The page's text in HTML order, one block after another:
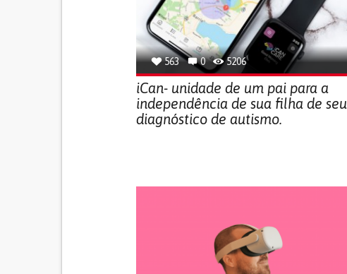
563 0 5206
iCan- unidade de um pai para a
independência de sua filha de seu
diagnóstico de autismo.